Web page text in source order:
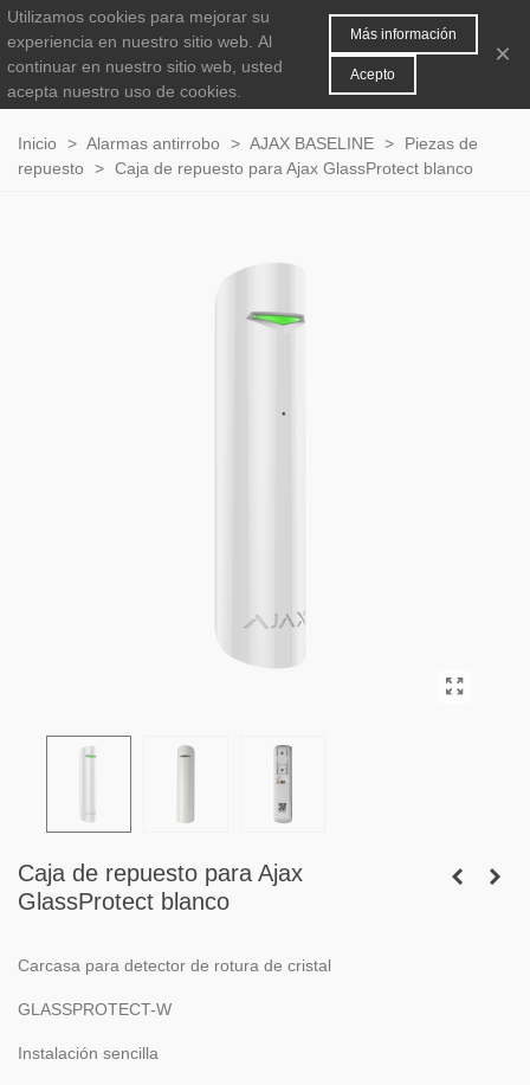
0
Inicio > Alarmas antirrobo > AJAX BASELINE >
Piezas de
repuesto
> Caja de repuesto para Ajax GlassProtect blanco
Caja de repuesto para Ajax
GlassProtect blanco
Carcasa para detector de rotura de cristal
GLASSPROTECT-W
Instalación sencilla
Utilizamos cookies para mejorar su
experiencia en nuestro sitio web. Al
continuar en nuestro sitio web, usted
acepta nuestro uso de cookies.
Más información
Acepto
×